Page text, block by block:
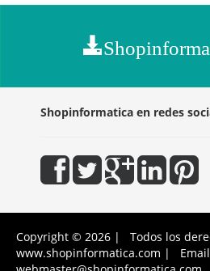
Shopinformatica en redes
Copyright © 2026 | Todos los
www.shopinformatica.com |